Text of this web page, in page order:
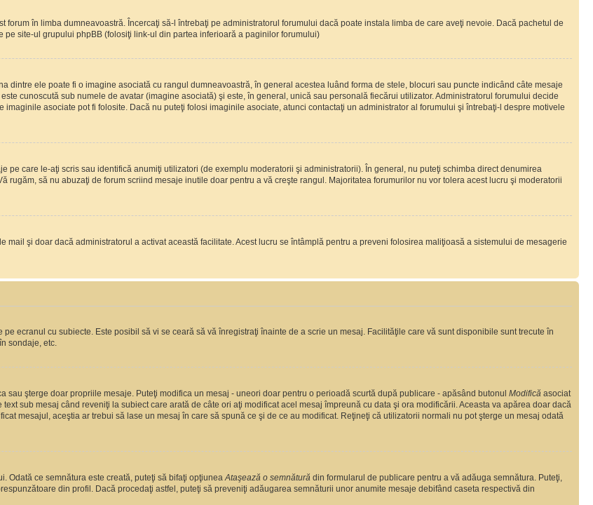
în limba dumneavoastră. Încercaţi să-l întrebaţi pe administratorul forumului dacă poate instala limba de care aveţi nevoie. Dacă pachetul de
site-ul grupului phpBB (folosiţi link-ul din partea inferioară a paginilor forumului)
dintre ele poate fi o imagine asociată cu rangul dumneavoastră, în general acestea luând forma de stele, blocuri sau puncte indicând câte mesaje
cunoscută sub numele de avatar (imagine asociată) şi este, în general, unică sau personală fiecărui utilizator. Administratorul forumului decide
asociate pot fi folosite. Dacă nu puteţi folosi imaginile asociate, atunci contactaţi un administrator al forumului şi întrebaţi-l despre motivele
care le-aţi scris sau identifică anumiţi utilizatori (de exemplu moderatorii şi administratorii). În general, nu puteţi schimba direct denumirea
rugăm, să nu abuzaţi de forum scriind mesaje inutile doar pentru a vă creşte rangul. Majoritatea forumurilor nu vor tolera acest lucru şi moderatorii
şi doar dacă administratorul a activat această facilitate. Acest lucru se întâmplă pentru a preveni folosirea maliţioasă a sistemului de mesagerie
ecranul cu subiecte. Este posibil să vi se ceară să vă înregistraţi înainte de a scrie un mesaj. Facilităţile care vă sunt disponibile sunt trecute în
sondaje, etc.
şterge doar propriile mesaje. Puteţi modifica un mesaj - uneori doar pentru o perioadă scurtă după publicare - apăsând butonul Modifică asociat
sub mesaj când reveniţi la subiect care arată de câte ori aţi modificat acel mesaj împreună cu data şi ora modificării. Aceasta va apărea doar dacă
mesajul, aceştia ar trebui să lase un mesaj în care să spună ce şi de ce au modificat. Reţineţi că utilizatorii normali nu pot şterge un mesaj odată
Odată ce semnătura este creată, puteţi să bifaţi opţiunea Ataşează o semnătură din formularul de publicare pentru a vă adăuga semnătura. Puteţi,
din profil. Dacă procedaţi astfel, puteţi să preveniţi adăugarea semnăturii unor anumite mesaje debifând caseta respectivă din